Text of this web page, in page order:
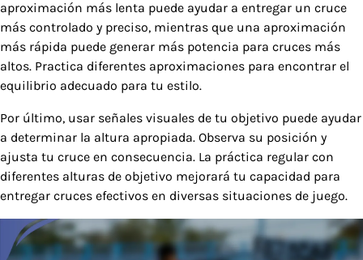
aproximación más lenta puede ayudar a entregar un cruce
más controlado y preciso, mientras que una aproximación
más rápida puede generar más potencia para cruces más
altos. Practica diferentes aproximaciones para encontrar el
equilibrio adecuado para tu estilo.
Por último, usar señales visuales de tu objetivo puede ayudar
a determinar la altura apropiada. Observa su posición y
ajusta tu cruce en consecuencia. La práctica regular con
diferentes alturas de objetivo mejorará tu capacidad para
entregar cruces efectivos en diversas situaciones de juego.